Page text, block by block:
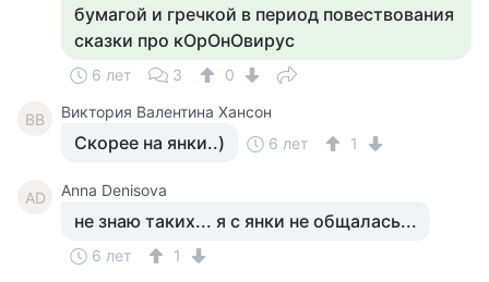
бумагой и гречкой в период повествования
сказки про кОрОнОвирус
6 лет 3 0
ВВ Виктория Валентина Хансон
Скорее на янки..) 6 лет 1
AD Anna Denisova
не знаю таких... я с янки не общалась...
6 лет 1